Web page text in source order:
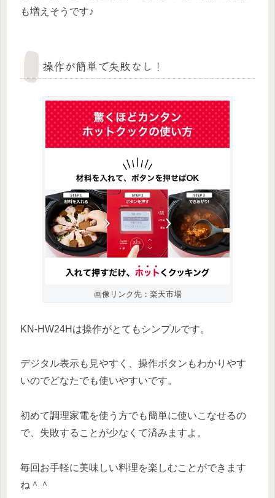
も増えそうです♪
操作が簡単で失敗なし！
画像リンク先：楽天市場
KN-HW24Hは操作がとてもシンプルです。
デジタル表示も見やすく、操作ボタンもわかりやす
いのでどなたでも使いやすいです。
初めて調理家電を使う方でも簡単に使いこなせるの
で、失敗することが少なくて済みますよ。
毎回お手軽に美味しい料理を楽しむことができます
ね＾＾